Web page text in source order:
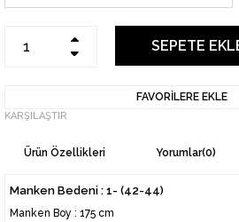
FAVORILERE EKLE
KARŞILAŞTIR
Ürün Özellikleri Yorumlar(0)
Manken Bedeni : 1- (42-44)
Manken Boy : 175 cm